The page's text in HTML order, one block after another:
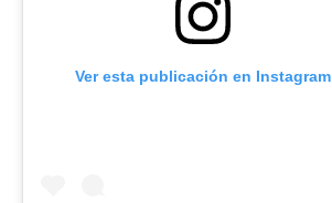
Ver esta publicación en Instagram